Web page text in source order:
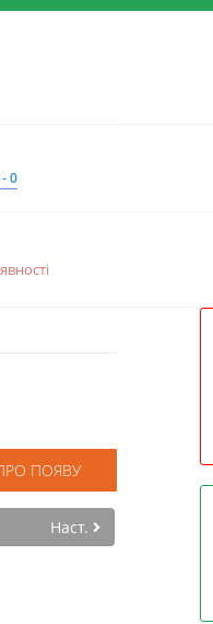
- 0
ПОЯВУ
Наст.